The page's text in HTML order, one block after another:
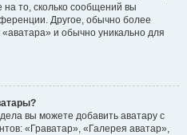
на то, сколько сообщений вы
Другое, обычно более
и обычно уникально для
вы можете добавить аватару с
«Граватар», «Галерея аватар»,